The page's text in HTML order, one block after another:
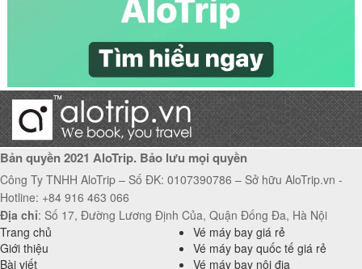
Vé máy bay Hải Phòng đi Vũng Tàu giá rẻ
Bản quyền 2021 AloTrip. Bảo lưu mọi quyền
Công Ty TNHH AloTrip – Số ĐK: 0107390786 – Sở hữu AloTrip.vn -
Hotline: +84 916 463 066
Địa chỉ: Số 17, Đường Lương Định Của, Quận Đống Đa, Hà Nội
Trang chủ
Giới thiệu
Bài viết
Vé máy bay giá rẻ
Vé máy bay quốc tế giá rẻ
Vé máy bay nội địa